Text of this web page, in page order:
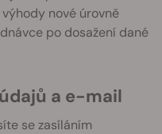
nové úrovně
po dosažení dané
údajů a e-mail
se zasíláním